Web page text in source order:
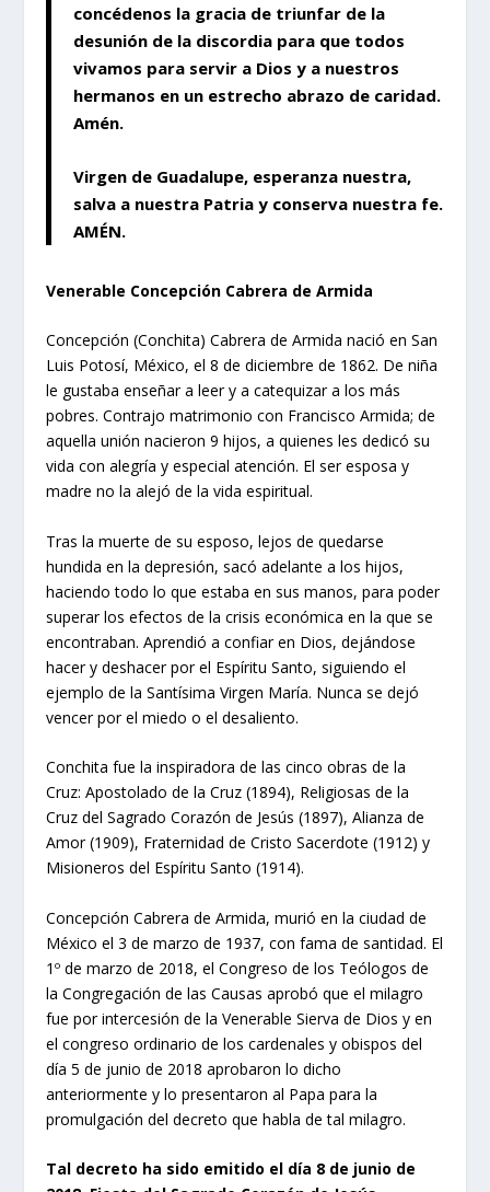
concédenos la gracia de triunfar de la
desunión de la discordia para que todos
vivamos para servir a Dios y a nuestros
hermanos en un estrecho abrazo de caridad.
Amén.
Virgen de Guadalupe, esperanza nuestra,
salva a nuestra Patria y conserva nuestra fe.
AMÉN.
Venerable Concepción Cabrera de Armida
Concepción (Conchita) Cabrera de Armida nació en San
Luis Potosí, México, el 8 de diciembre de 1862. De niña
le gustaba enseñar a leer y a catequizar a los más
pobres. Contrajo matrimonio con Francisco Armida; de
aquella unión nacieron 9 hijos, a quienes les dedicó su
vida con alegría y especial atención. El ser esposa y
madre no la alejó de la vida espiritual.
Tras la muerte de su esposo, lejos de quedarse
hundida en la depresión, sacó adelante a los hijos,
haciendo todo lo que estaba en sus manos, para poder
superar los efectos de la crisis económica en la que se
encontraban. Aprendió a confiar en Dios, dejándose
hacer y deshacer por el Espíritu Santo, siguiendo el
ejemplo de la Santísima Virgen María. Nunca se dejó
vencer por el miedo o el desaliento.
Conchita fue la inspiradora de las cinco obras de la
Cruz: Apostolado de la Cruz (1894), Religiosas de la
Cruz del Sagrado Corazón de Jesús (1897), Alianza de
Amor (1909), Fraternidad de Cristo Sacerdote (1912) y
Misioneros del Espíritu Santo (1914).
Concepción Cabrera de Armida, murió en la ciudad de
México el 3 de marzo de 1937, con fama de santidad. El
1º de marzo de 2018, el Congreso de los Teólogos de
la Congregación de las Causas aprobó que el milagro
fue por intercesión de la Venerable Sierva de Dios y en
el congreso ordinario de los cardenales y obispos del
día 5 de junio de 2018 aprobaron lo dicho
anteriormente y lo presentaron al Papa para la
promulgación del decreto que habla de tal milagro.
Tal decreto ha sido emitido el día 8 de junio de